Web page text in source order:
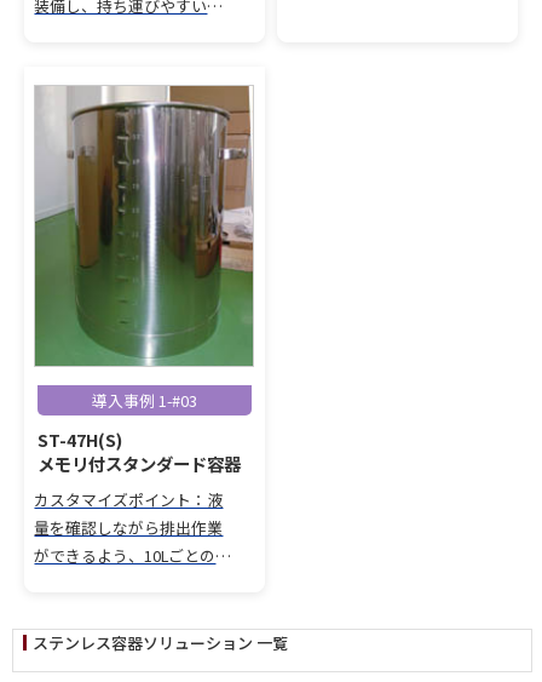
装備し、持ち運びやすい穴
導入事例 1-#03
ST-47H(S)
メモリ付スタンダード容器
カスタマイズポイント：液
量を確認しながら排出作業
ができるよう、10Lごとの打
ーリング加工と溶接を施し
たニップルを取り付け、液抜
ステンレス容器ソリューション 一覧